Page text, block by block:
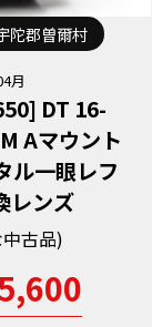
陀郡曽爾村
月
DT 16-
Aマウント
ル一眼レフ
レンズ
古品)